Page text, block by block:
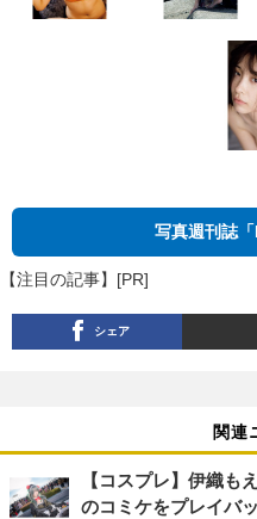
写真週刊誌
【注目の記事】[PR]
シェア
関連
【コスプレ】伊織も
のコミケをプレイバ